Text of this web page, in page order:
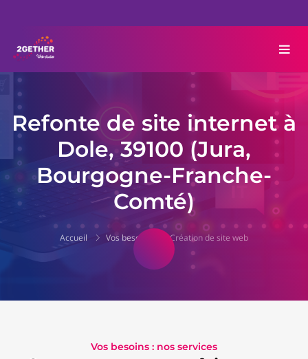
Refonte de site internet à
Dole, 39100 (Jura,
Bourgogne-Franche-
Comté)
Accueil Vos besoins Création de site web
Vos besoins : nos services